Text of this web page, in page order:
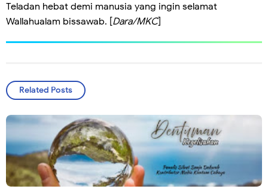
Teladan hebat demi manusia yang ingin selamat
Wallahualam bissawab. [Dara/MKC]
Related Posts